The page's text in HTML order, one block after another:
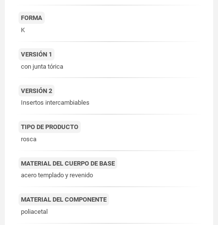
FORMA
K
VERSIÓN 1
con junta tórica
VERSIÓN 2
Insertos intercambiables
TIPO DE PRODUCTO
rosca
MATERIAL DEL CUERPO DE BASE
acero templado y revenido
MATERIAL DEL COMPONENTE
poliacetal